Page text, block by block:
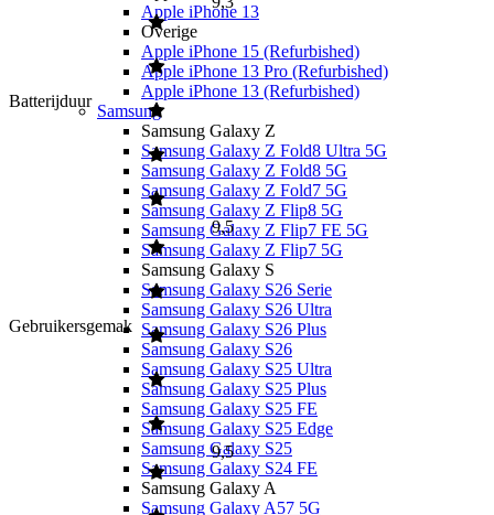
Apple iPhone 13
Overige
Apple iPhone 15 (Refurbished)
Apple iPhone 13 Pro (Refurbished)
Apple iPhone 13 (Refurbished)
Samsung
Samsung Galaxy Z
Samsung Galaxy Z Fold8 Ultra 5G
Samsung Galaxy Z Fold8 5G
Samsung Galaxy Z Fold7 5G
Samsung Galaxy Z Flip8 5G
Samsung Galaxy Z Flip7 FE 5G
Samsung Galaxy Z Flip7 5G
Samsung Galaxy S
Samsung Galaxy S26 Serie
Samsung Galaxy S26 Ultra
Samsung Galaxy S26 Plus
Samsung Galaxy S26
Samsung Galaxy S25 Ultra
Samsung Galaxy S25 Plus
Samsung Galaxy S25 FE
Samsung Galaxy S25 Edge
Samsung Galaxy S25
Samsung Galaxy S24 FE
Samsung Galaxy A
Samsung Galaxy A57 5G
Batterijduur
Gebruikersgemak
9,5
9,5